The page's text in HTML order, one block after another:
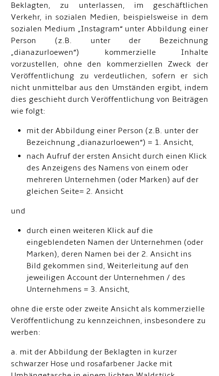
Beklagten, zu unterlassen, im geschäftlichen
Verkehr, in sozialen Medien, beispielsweise in dem
sozialen Medium „Instagram“ unter Abbildung einer
Person (z.B. unter der Bezeichnung
„dianazurloewen“) kommerzielle Inhalte
vorzustellen, ohne den kommerziellen Zweck der
Veröffentlichung zu verdeutlichen, sofern er sich
nicht unmittelbar aus den Umständen ergibt, indem
dies geschieht durch Veröffentlichung von Beiträgen
wie folgt:
mit der Abbildung einer Person (z.B. unter der
Bezeichnung „dianazurloewen“) = 1. Ansicht,
nach Aufruf der ersten Ansicht durch einen Klick
des Anzeigens des Namens von einem oder
mehreren Unternehmen (oder Marken) auf der
gleichen Seite= 2. Ansicht
und
durch einen weiteren Klick auf die
eingeblendeten Namen der Unternehmen (oder
Marken), deren Namen bei der 2. Ansicht ins
Bild gekommen sind, Weiterleitung auf den
jeweiligen Account der Unternehmen / des
Unternehmens = 3. Ansicht,
ohne die erste oder zweite Ansicht als kommerzielle
Veröffentlichung zu kennzeichnen, insbesondere zu
werben:
a. mit der Abbildung der Beklagten in kurzer
schwarzer Hose und rosafarbener Jacke mit